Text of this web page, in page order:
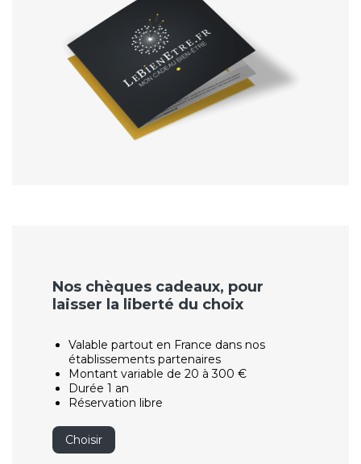
Nos chèques cadeaux, pour
laisser la liberté du choix
Valable partout en France dans nos
établissements partenaires
Montant variable de 20 à 300 €
Durée 1 an
Réservation libre
Choisir